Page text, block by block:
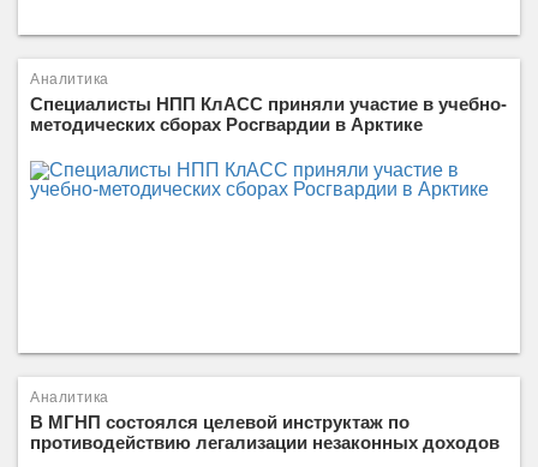
Аналитика
Специалисты НПП КлАСС приняли участие в учебно-
методических сборах Росгвардии в Арктике
Аналитика
В МГНП состоялся целевой инструктаж по
противодействию легализации незаконных доходов